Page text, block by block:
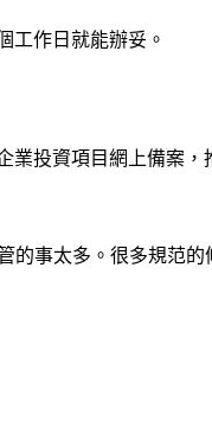
工作日就能辦妥。
投資項目網上備案
事太多。很多規范